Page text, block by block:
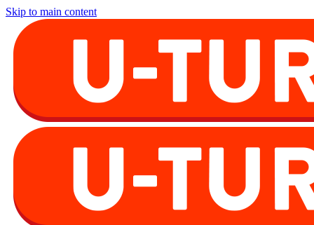
Skip to main content